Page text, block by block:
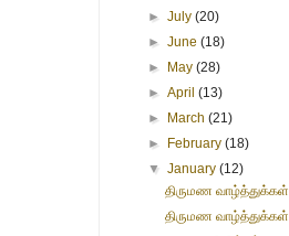
►July(20)
►June(18)
► May(28)
►April(13)
► March(21)
► February(18)
▼ January(12)
திருமண வாழ்த்துக்கள்
திருமண வாழ்த்துக்கள்